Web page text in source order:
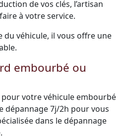
de vos clés, l’artisan
à votre service.
du véhicule, il vous offre une
embourbé ou
votre véhicule embourbé
dépannage 7j/2h pour vous
dans le dépannage